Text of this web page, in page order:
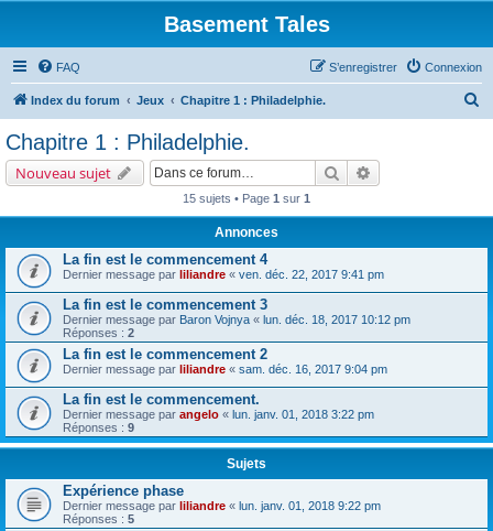
Basement Tales
FAQ Connexion
S’enregistrer
Index du forum Jeux Chapitre 1 : Philadelphie.
Chapitre 1 : Philadelphie.
Nouveau sujet Rechercher
15 sujets • Page 1 sur 1
Annonces
La fin est le commencement 4
Dernier message par liliandre « ven. déc. 22, 2017 9:41 pm
La fin est le commencement 3
Dernier message par Baron Vojnya « lun. déc. 18, 2017 10:12 pm
Réponses : 2
La fin est le commencement 2
Dernier message par liliandre « sam. déc. 16, 2017 9:04 pm
La fin est le commencement.
Dernier message par angelo « lun. janv. 01, 2018 3:22 pm
Réponses : 9
Sujets
Expérience phase
Dernier message par liliandre « lun. janv. 01, 2018 9:22 pm
Réponses : 5